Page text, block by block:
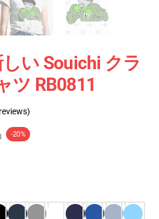
い Souichi クラ
ツ RB0811
-20%